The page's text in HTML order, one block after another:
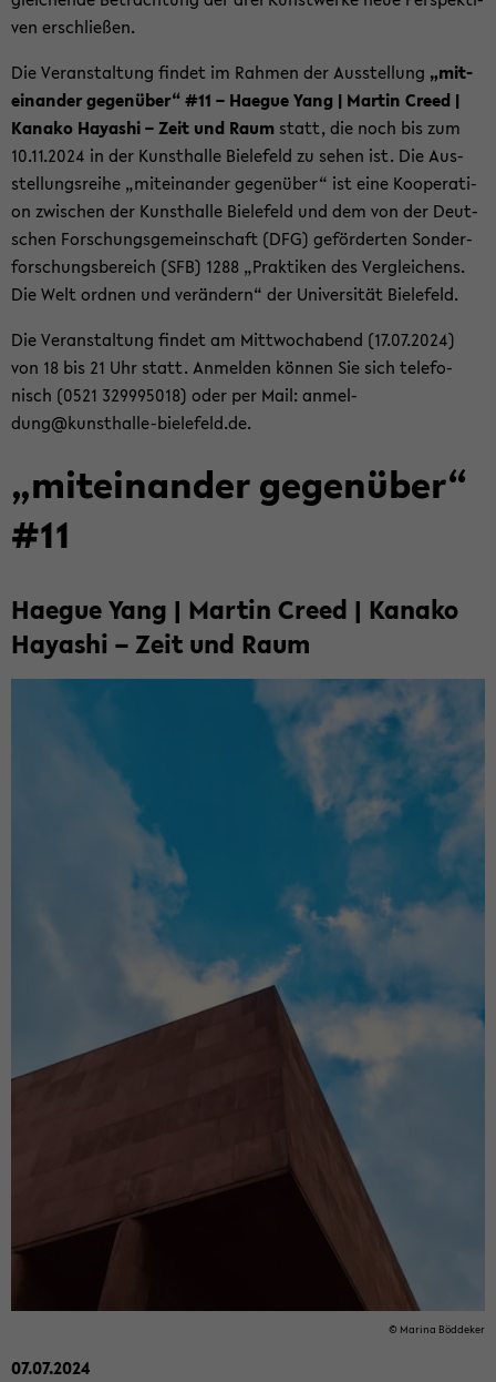
ven er­schlie­ßen.
Die Ver­an­stal­tung fin­det im Rah­men der Aus­stel­lung „mit­
ein­an­der ge­gen­über“ #11 – Ha­e­gue Yang | Mar­tin Creed |
Ka­na­ko Ha­ya­shi – Zeit und Raum statt, die noch bis zum
10.11.2024 in der Kunst­hal­le Bie­le­feld zu sehen ist. Die Aus­
stel­lungs­rei­he „mit­ein­an­der ge­gen­über“ ist eine Ko­ope­ra­ti­
on zwi­schen der Kunst­hal­le Bie­le­feld und dem von der Deut­
schen For­schungs­ge­mein­schaft (DFG) ge­för­der­ten Son­der­
for­schungs­be­reich (SFB) 1288 „Prak­ti­ken des Ver­glei­chens.
Die Welt ord­nen und ver­än­dern“ der Uni­ver­si­tät Bie­le­feld.
Die Ver­an­stal­tung fin­det am Mitt­woch­abend (17.07.2024)
von 18 bis 21 Uhr statt. An­mel­den kön­nen Sie sich te­le­fo­
nisch (0521 329995018) oder per Mail: an­mel­
dung@kunsthalle-​bielefeld.de.
„mit­ein­an­der ge­gen­über“
#11
Ha­e­gue Yang | Mar­tin Creed | Ka­na­ko
Ha­ya­shi – Zeit und Raum
© Ma­ri­na Böd­de­ker
07.07.2024